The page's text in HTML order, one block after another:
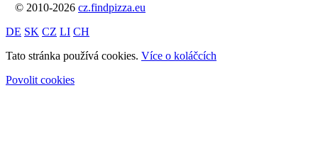
© 2010-2026 cz.findpizza.eu
DE SK CZ LI CH
Tato stránka používá cookies. Více o koláčcích
Povolit cookies